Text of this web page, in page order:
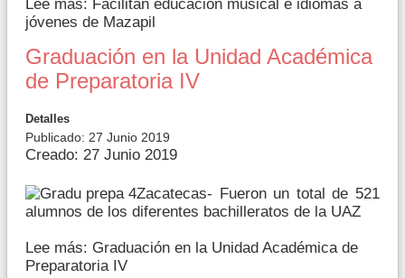
Lee más: Facilitan educación musical e idiomas a
jóvenes de Mazapil
Graduación en la Unidad Académica
de Preparatoria IV
Detalles
Publicado: 27 Junio 2019
Creado: 27 Junio 2019
Zacatecas- Fueron un total de 521
alumnos de los diferentes bachilleratos de la UAZ
Lee más: Graduación en la Unidad Académica de
Preparatoria IV